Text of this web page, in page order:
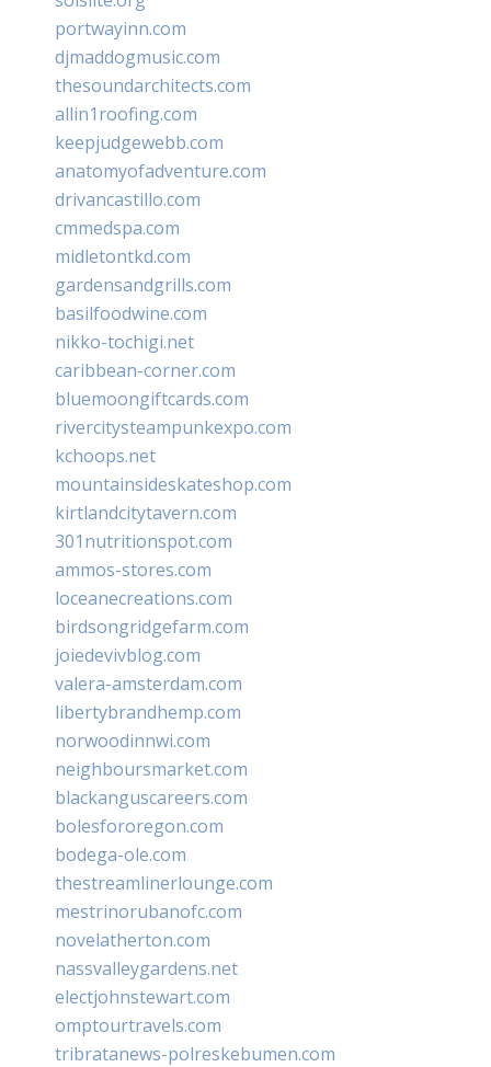
portwayinn.com
djmaddogmusic.com
thesoundarchitects.com
allin1roofing.com
keepjudgewebb.com
anatomyofadventure.com
drivancastillo.com
cmmedspa.com
midletontkd.com
gardensandgrills.com
basilfoodwine.com
nikko-tochigi.net
caribbean-corner.com
bluemoongiftcards.com
rivercitysteampunkexpo.com
kchoops.net
mountainsideskateshop.com
kirtlandcitytavern.com
301nutritionspot.com
ammos-stores.com
loceanecreations.com
birdsongridgefarm.com
joiedevivblog.com
valera-amsterdam.com
libertybrandhemp.com
norwoodinnwi.com
neighboursmarket.com
blackanguscareers.com
bolesfororegon.com
bodega-ole.com
thestreamlinerlounge.com
mestrinorubanofc.com
novelatherton.com
nassvalleygardens.net
electjohnstewart.com
omptourtravels.com
tribratanews-polreskebumen.com